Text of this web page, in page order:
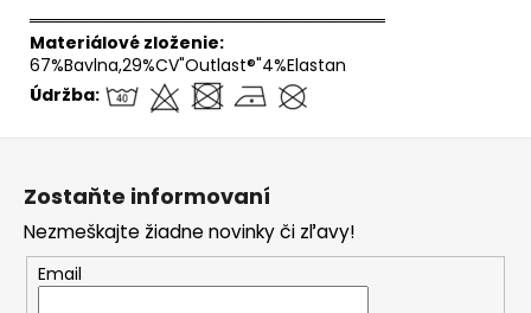
══════════════════════════════
Materiálové zloženie:
67%Bavlna,29%CV"Outlast®"4%Elastan
Údržba:
Zostaňte informovaní
Nezmeškajte žiadne novinky či zľavy!
Email